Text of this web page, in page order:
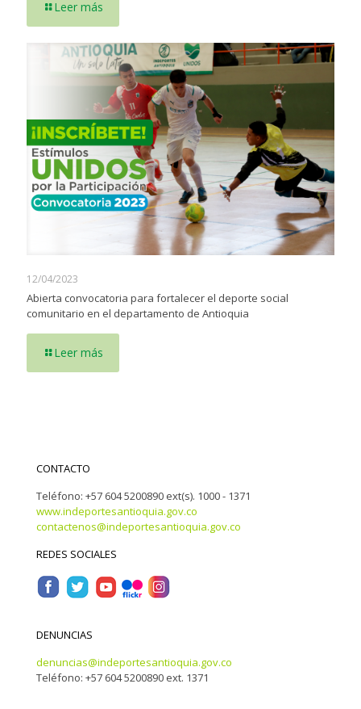
Leer más
12/04/2023
Abierta convocatoria para fortalecer el deporte social
comunitario en el departamento de Antioquia
Leer más
CONTACTO
Teléfono: +57 604 5200890 ext(s). 1000 - 1371
www.indeportesantioquia.gov.co
contactenos@indeportesantioquia.gov.co
REDES SOCIALES
DENUNCIAS
denuncias@indeportesantioquia.gov.co
Teléfono: +57 604 5200890 ext. 1371